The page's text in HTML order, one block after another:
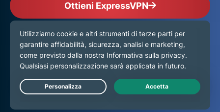
Ottieni ExpressVPN
Live Chat